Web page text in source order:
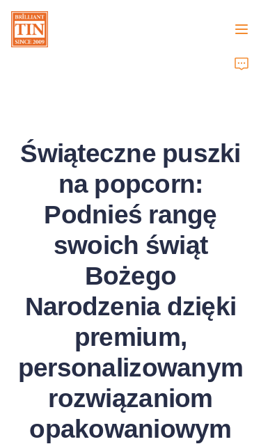
Świąteczne puszki
na popcorn:
Podnieś rangę
swoich świąt
Bożego
Narodzenia dzięki
premium,
personalizowanym
rozwiązaniom
opakowaniowym
Produkty
Obsługa klienta
Targi 2026
Certyfikaty
Zrównoważony rozwój
Aktualności
Produkty